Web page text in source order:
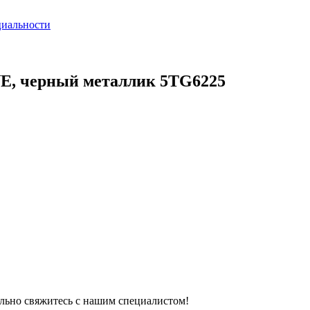
черный металлик 5TG6225
свяжитесь с нашим специалистом!